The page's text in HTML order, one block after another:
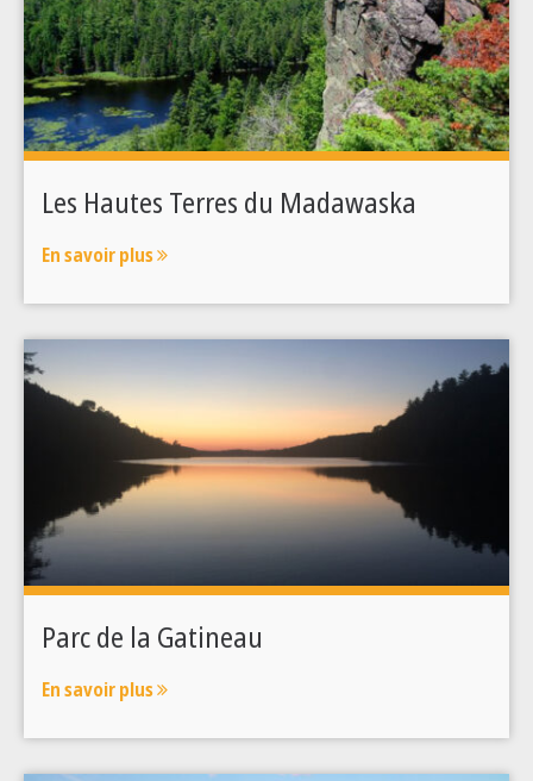
Les Hautes Terres du Madawaska
En savoir plus
Parc de la Gatineau
En savoir plus